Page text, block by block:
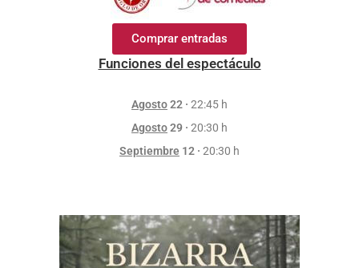
Comprar entradas
Funciones del espectáculo
Agosto22 · 22:45 h
Agosto29 · 20:30 h
Septiembre 12 · 20:30 h